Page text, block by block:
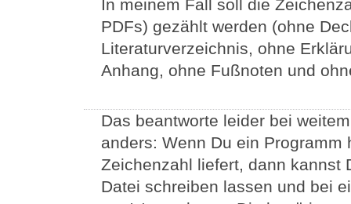
In meinem Fall soll die
PDFs) gezählt werden (ohne
Literaturverzeichnis, ohne
Anhang, ohne Fußnoten und
Das beantworte leider bei
anders: Wenn Du ein
Zeichenzahl liefert, dann kannst
Datei schreiben lassen und bei